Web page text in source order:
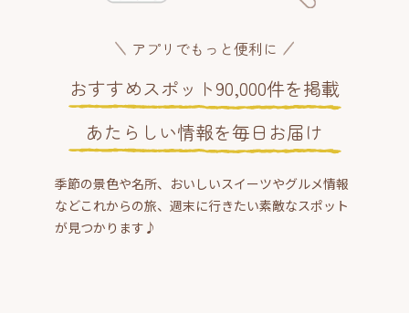
アプリでもっと便利に
おすすめスポット90,000件を掲載
あたらしい情報を毎日お届け
季節の景色や名所、おいしいスイーツやグルメ情報
などこれからの旅、週末に行きたい素敵なスポット
が見つかります♪